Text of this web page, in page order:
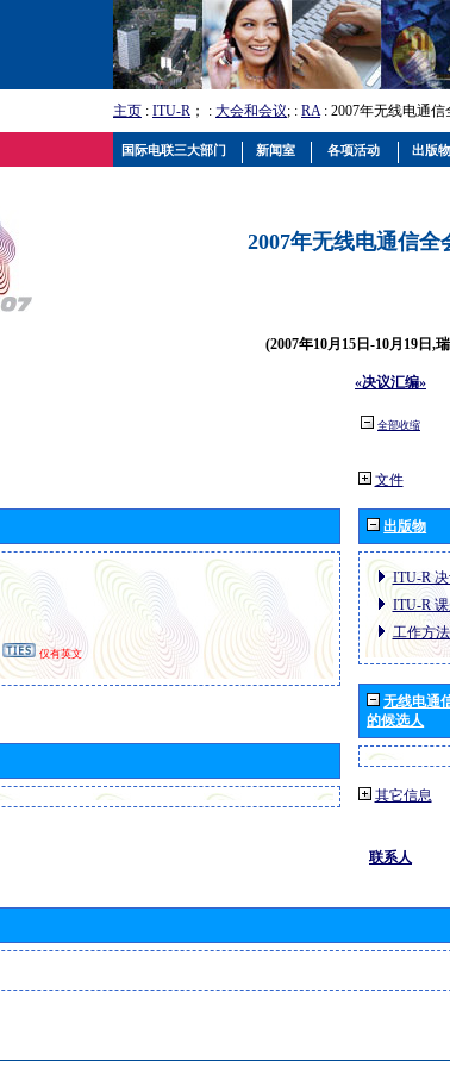
主页 : ITU-R ； : 大会和会议; : RA: 2007年无线电通信
2007年无线电通信全
(2007年10月15日-10月19日,
«决议汇编»
全部收缩
仅有英文
文件
出版物
ITU-R
ITU-R
工作方
无线电通
的候选人
其它信息
联系人
国际电联三大部门 新闻室 各项活动 出版物